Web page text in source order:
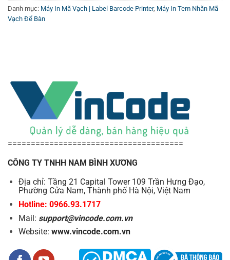
Danh mục: Máy In Mã Vạch | Label Barcode Printer, Máy In Tem Nhãn Mã
Vạch Để Bàn
======================================
CÔNG TY TNHH NAM BÌNH XƯƠNG
Địa chỉ: Tầng 21 Capital Tower 109 Trần Hưng Đạo,
Phường Cửa Nam, Thành phố Hà Nội, Việt Nam
Hotline: 0966.93.1717
Mail: support@vincode.com.vn
Website: www.vincode.com.vn